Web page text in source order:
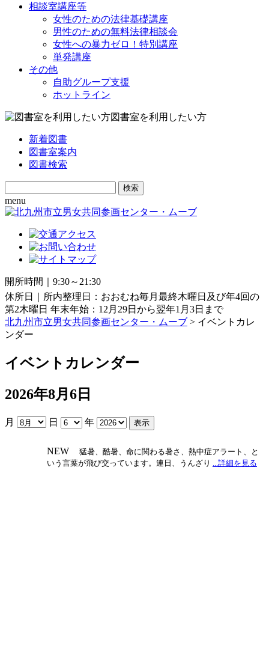
相談室講座等
女性のための法律基礎講座
男性のための無料法律相談会
女性への暴力ゼロ！特別講座
単発講座
その他
自助グループ支援
ホットライン
図書室を利用したい方
新着図書
図書室案内
図書検索
Search
for:
menu
開所時間｜9:30～21:30
休所日｜所内整理日：おおむね毎月最終木曜日及び年4回の
第2木曜日 年末年始：12月29日から翌年1月3日まで
北九州市立男女共同参画センター・ムーブ > イベントカレ
ンダー
イベントカレンダー
2026年8月6日
月 日 年
NEW
猛暑、酷暑、命に関わる暑さ、熱中症アラート、と
いう言葉が飛び交っています。連日、うんざり
...詳細を見る